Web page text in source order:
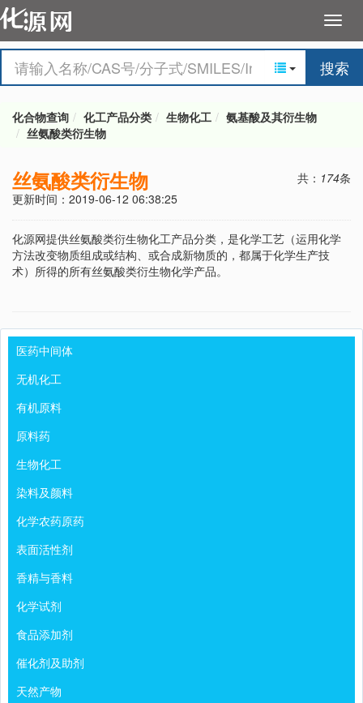
搜索
化合物查询 化工产品分类 生物化工
氨基酸及其衍生物
丝氨酸类衍生物
丝氨酸类衍生物 共： 174条
更新时间：2019-06-12 06:38:25
化源网提供丝氨酸类衍生物化工产品分类，是化学工艺（运用化学
方法改变物质组成或结构、或合成新物质的，都属于化学生产技
术）所得的所有丝氨酸类衍生物化学产品。
医药中间体
无机化工
有机原料
原料药
生物化工
染料及颜料
化学农药原药
表面活性剂
香精与香料
化学试剂
食品添加剂
催化剂及助剂
天然产物